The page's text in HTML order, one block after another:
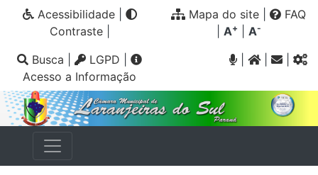
Acessibilidade|
Contraste|
Mapa do site
FAQ
A+ A-
Busca LGPD
Acesso a Informação
|